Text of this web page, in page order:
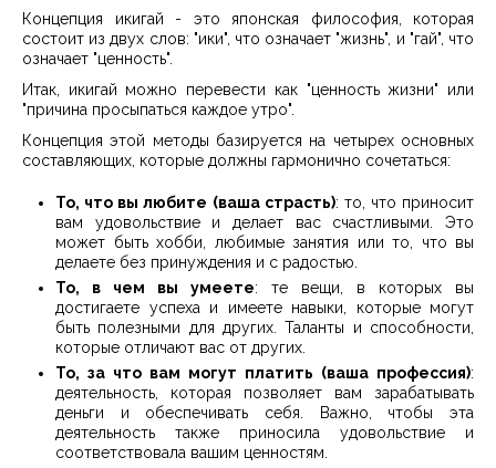
Концепция икигай - это японская философия, которая
состоит из двух слов: "ики", что означает "жизнь", и "гай", что
означает "ценность".
Итак, икигай можно перевести как "ценность жизни" или
"причина просыпаться каждое утро".
Концепция этой методы базируется на четырех основных
составляющих, которые должны гармонично сочетаться:
То, что вы любите (ваша страсть): то, что приносит
вам удовольствие и делает вас счастливыми. Это
может быть хобби, любимые занятия или то, что вы
делаете без принуждения и с радостью.
То, в чем вы умеете: те вещи, в которых вы
достигаете успеха и имеете навыки, которые могут
быть полезными для других. Таланты и способности,
которые отличают вас от других.
То, за что вам могут платить (ваша профессия):
деятельность, которая позволяет вам зарабатывать
деньги и обеспечивать себя. Важно, чтобы эта
деятельность также приносила удовольствие и
соответствовала вашим ценностям.